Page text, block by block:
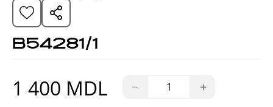
B54281/1
1 400 MDL − +